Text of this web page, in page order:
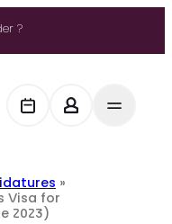
?
»
Visa for
2023)